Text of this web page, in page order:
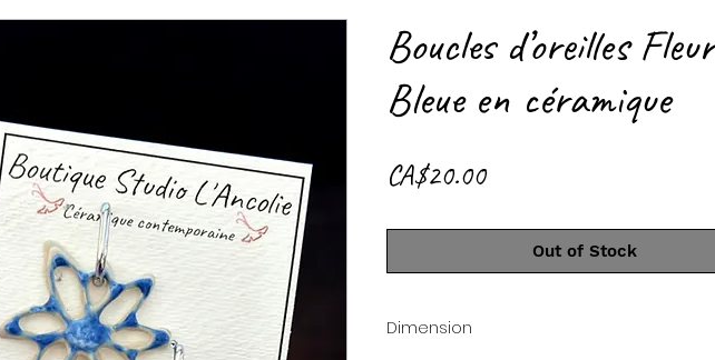
Boucles d’oreilles Fleur
Bleue en céramique
CA$20.00Price
Out of Stock
Dimension